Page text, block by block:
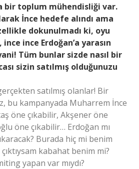
bir toplum mühendisliği var.
İnce hedefe alındı ama
dokunulmadı ki, oyu
ince Erdoğan’a yarasın
Tüm bunlar sizde nasıl bir
sizin satılmış olduğunuzu
satılmış olanlar! Bir
bu kampanyada Muharrem İnce
öne çıkabilir, Akşener öne
öne çıkabilir… Erdoğan mı
Burada hiç mi benim
kabahat benim mi?
yapan var mıydı?